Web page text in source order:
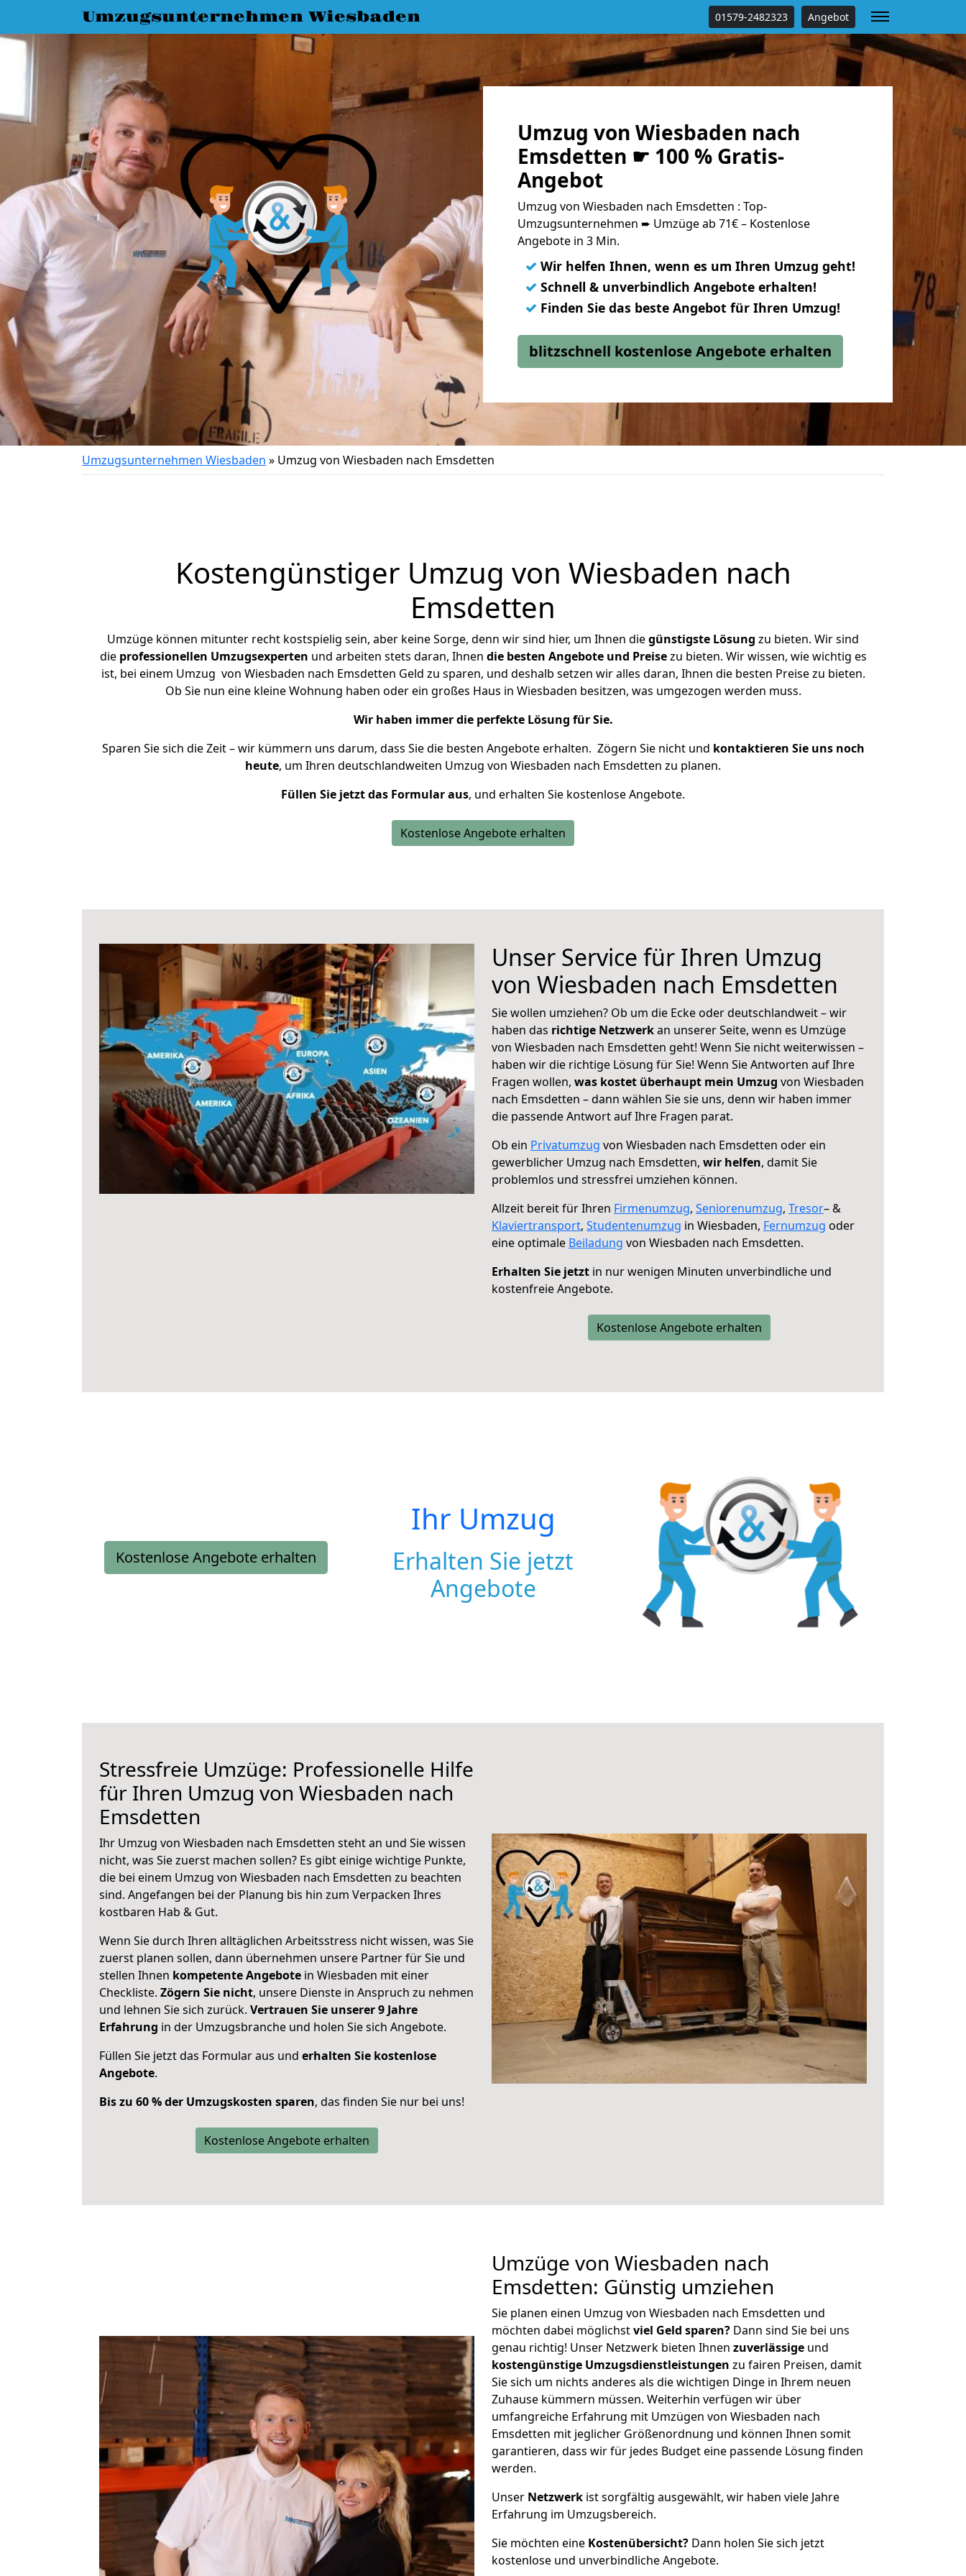
Umzugsunternehmen Wiesbaden 01579-2482323 Angebot
Umzug von Wiesbaden nach
Emsdetten ☛ 100 % Gratis-
Angebot
Umzug von Wiesbaden nach Emsdetten : Top-
Umzugsunternehmen ➨ Umzüge ab 71€ – Kostenlose
Angebote in 3 Min.
✓ Wir helfen Ihnen, wenn es um Ihren Umzug geht!
✓ Schnell & unverbindlich Angebote erhalten!
✓ Finden Sie das beste Angebot für Ihren Umzug!
blitzschnell kostenlose Angebote erhalten
Umzugsunternehmen Wiesbaden » Umzug von Wiesbaden nach Emsdetten
Kostengünstiger Umzug von Wiesbaden nach
Emsdetten
Umzüge können mitunter recht kostspielig sein, aber keine Sorge, denn wir sind hier, um Ihnen diegünstigste Lösung zu bieten. Wir sind
die professionellen Umzugsexperten und arbeiten stets daran, Ihnen die besten Angebote und Preisezu bieten. Wir wissen, wie wichtig es
ist, bei einem Umzug von Wiesbaden nach Emsdetten Geld zu sparen, und deshalb setzen wir alles daran, Ihnen die besten Preise zu bieten.
Ob Sie nun eine kleine Wohnung haben oder ein großes Haus in Wiesbaden besitzen, was umgezogen werden muss.
Wir haben immer die perfekte Lösung für Sie.
Sparen Sie sich die Zeit – wir kümmern uns darum, dass Sie die besten Angebote erhalten. Zögern Sie nicht und kontaktieren Sie uns noch
heute, um Ihren deutschlandweiten Umzug von Wiesbaden nach Emsdetten zu planen.
Füllen Sie jetzt das Formular aus, und erhalten Sie kostenlose Angebote.
Kostenlose Angebote erhalten
Unser Service für Ihren Umzug
von Wiesbaden nach Emsdetten
Sie wollen umziehen? Ob um die Ecke oder deutschlandweit – wir
haben das richtige Netzwerkan unserer Seite, wenn es Umzüge
von Wiesbaden nach Emsdetten geht! Wenn Sie nicht weiterwissen –
haben wir die richtige Lösung für Sie! Wenn Sie Antworten auf Ihre
Fragen wollen, was kostet überhaupt mein Umzug von Wiesbaden
nach Emsdetten – dann wählen Sie sie uns, denn wir haben immer
die passende Antwort auf Ihre Fragen parat.
Ob ein Privatumzug von Wiesbaden nach Emsdetten oder ein
gewerblicher Umzug nach Emsdetten, wir helfen, damit Sie
problemlos und stressfrei umziehen können.
Allzeit bereit für Ihren Firmenumzug, Seniorenumzug, Tresor– &
Klaviertransport, Studentenumzug in Wiesbaden, Fernumzug oder
eine optimale Beiladung von Wiesbaden nach Emsdetten.
Erhalten Sie jetzt in nur wenigen Minuten unverbindliche und
kostenfreie Angebote.
Kostenlose Angebote erhalten
Kostenlose Angebote erhalten
Ihr Umzug
Erhalten Sie jetzt
Angebote
Stressfreie Umzüge: Professionelle Hilfe
für Ihren Umzug von Wiesbaden nach
Emsdetten
Ihr Umzug von Wiesbaden nach Emsdetten steht an und Sie wissen
nicht, was Sie zuerst machen sollen? Es gibt einige wichtige Punkte,
die bei einem Umzug von Wiesbaden nach Emsdetten zu beachten
sind. Angefangen bei der Planung bis hin zum Verpacken Ihres
kostbaren Hab & Gut.
Wenn Sie durch Ihren alltäglichen Arbeitsstress nicht wissen, was Sie
zuerst planen sollen, dann übernehmen unsere Partner für Sie und
stellen Ihnen kompetente Angebote in Wiesbaden mit einer
Checkliste. Zögern Sie nicht, unsere Dienste in Anspruch zu nehmen
und lehnen Sie sich zurück. Vertrauen Sie unserer 9 Jahre
Erfahrung in der Umzugsbranche und holen Sie sich Angebote.
Füllen Sie jetzt das Formular aus und erhalten Sie kostenlose
Angebote.
Bis zu 60 % der Umzugskosten sparen, das finden Sie nur bei uns!
Kostenlose Angebote erhalten
Umzüge von Wiesbaden nach
Emsdetten: Günstig umziehen
Sie planen einen Umzug von Wiesbaden nach Emsdetten und
möchten dabei möglichstviel Geld sparen? Dann sind Sie bei uns
genau richtig! Unser Netzwerk bieten Ihnen zuverlässige und
kostengünstige Umzugsdienstleistungen zu fairen Preisen, damit
Sie sich um nichts anderes als die wichtigen Dinge in Ihrem neuen
Zuhause kümmern müssen. Weiterhin verfügen wir über
umfangreiche Erfahrung mit Umzügen von Wiesbaden nach
Emsdetten mit jeglicher Größenordnung und können Ihnen somit
garantieren, dass wir für jedes Budget eine passende Lösung finden
werden.
Unser Netzwerk ist sorgfältig ausgewählt, wir haben viele Jahre
Erfahrung im Umzugsbereich.
Sie möchten eine Kostenübersicht? Dann holen Sie sich jetzt
kostenlose und unverbindliche Angebote.